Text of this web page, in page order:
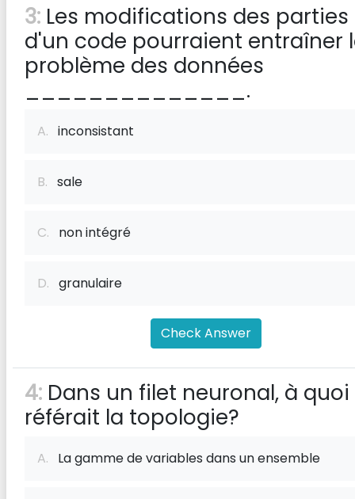
3: Les modifications des parties
d'un code pourraient entraîner
problème des données
______________.
A. inconsistant
B. sale
C. non intégré
D. granulaire
Check Answer
4: Dans un filet neuronal, à quoi
référait la topologie?
A. La gamme de variables dans un ensemble